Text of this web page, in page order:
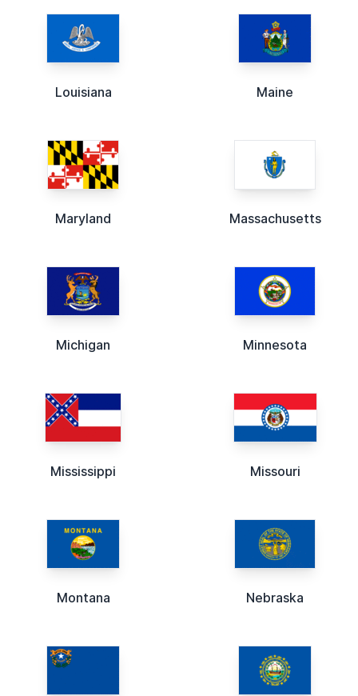
Louisiana Maine
Maryland Massachusetts
Michigan Minnesota
Mississippi Missouri
Montana Nebraska